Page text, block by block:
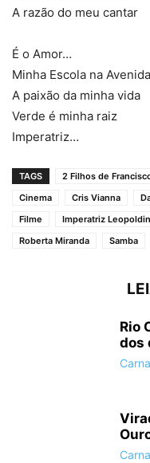
Carnaval 2016: Desfile
Carnaval 2016: Desfile
Collyer/
A razão do meu cantar
É o Amor…
Minha Escola na Avenida
A paixão da minha vida
Verde é minha raiz
Imperatriz…
TAGS 2 Filhos de
Cinema
Cris Vianna
Filme
Imperatriz
Roberta Miranda
Samba
Rio
dos